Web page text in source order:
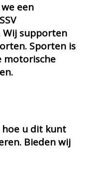
een
Wij supporten
Sporten is
motorische
hoe u dit kunt
Bieden wij